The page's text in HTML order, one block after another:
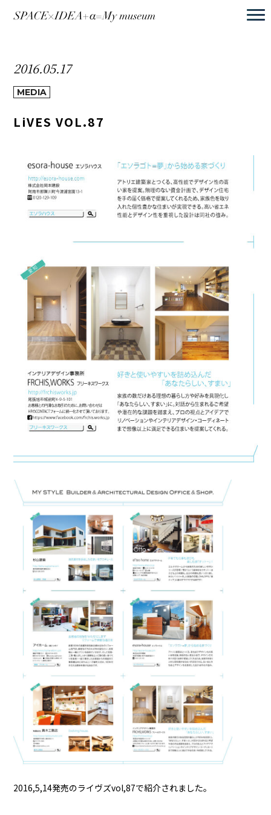
2016.05.17
MEDIA
LiVES VOL.87
2016,5,14発売のライヴズvol,87で紹介されました。